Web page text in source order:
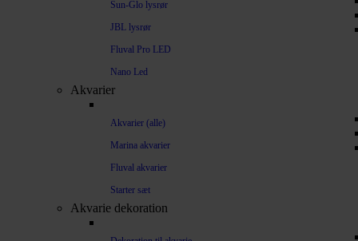
Sun-Glo lysrør
JBL lysrør
Fluval Pro LED
Nano Led
Akvarier
Akvarier (alle)
Marina akvarier
Fluval akvarier
Starter sæt
Akvarie dekoration